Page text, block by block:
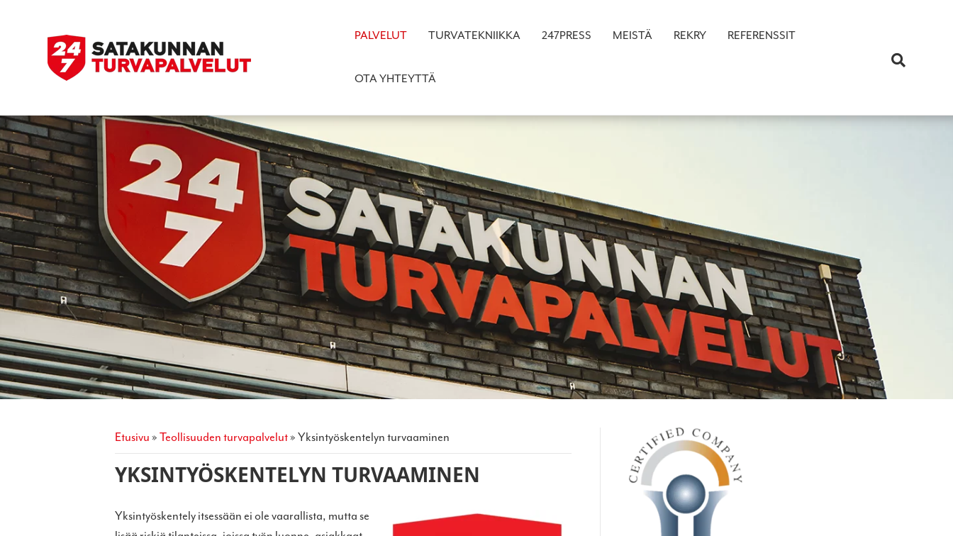
PALVELUT TURVATEKNIIKKA 247PRESS MEISTÄ REKRY REFERENSSIT
OTA YHTEYTTÄ
etusivu» teollisuuden turvapalvelut» yksintyöskentelyn turvaaminen
YKSINTYÖSKENTELYN TURVAAMINEN
Yksintyöskentely itsessään ei ole vaarallista, mutta se